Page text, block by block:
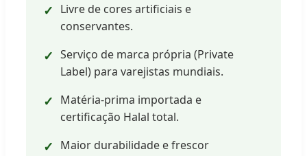
Livre de cores artificiais e
conservantes.
Serviço de marca própria (Private
Label) para varejistas mundiais.
Matéria-prima importada e
certificação Halal total.
Maior durabilidade e frescor